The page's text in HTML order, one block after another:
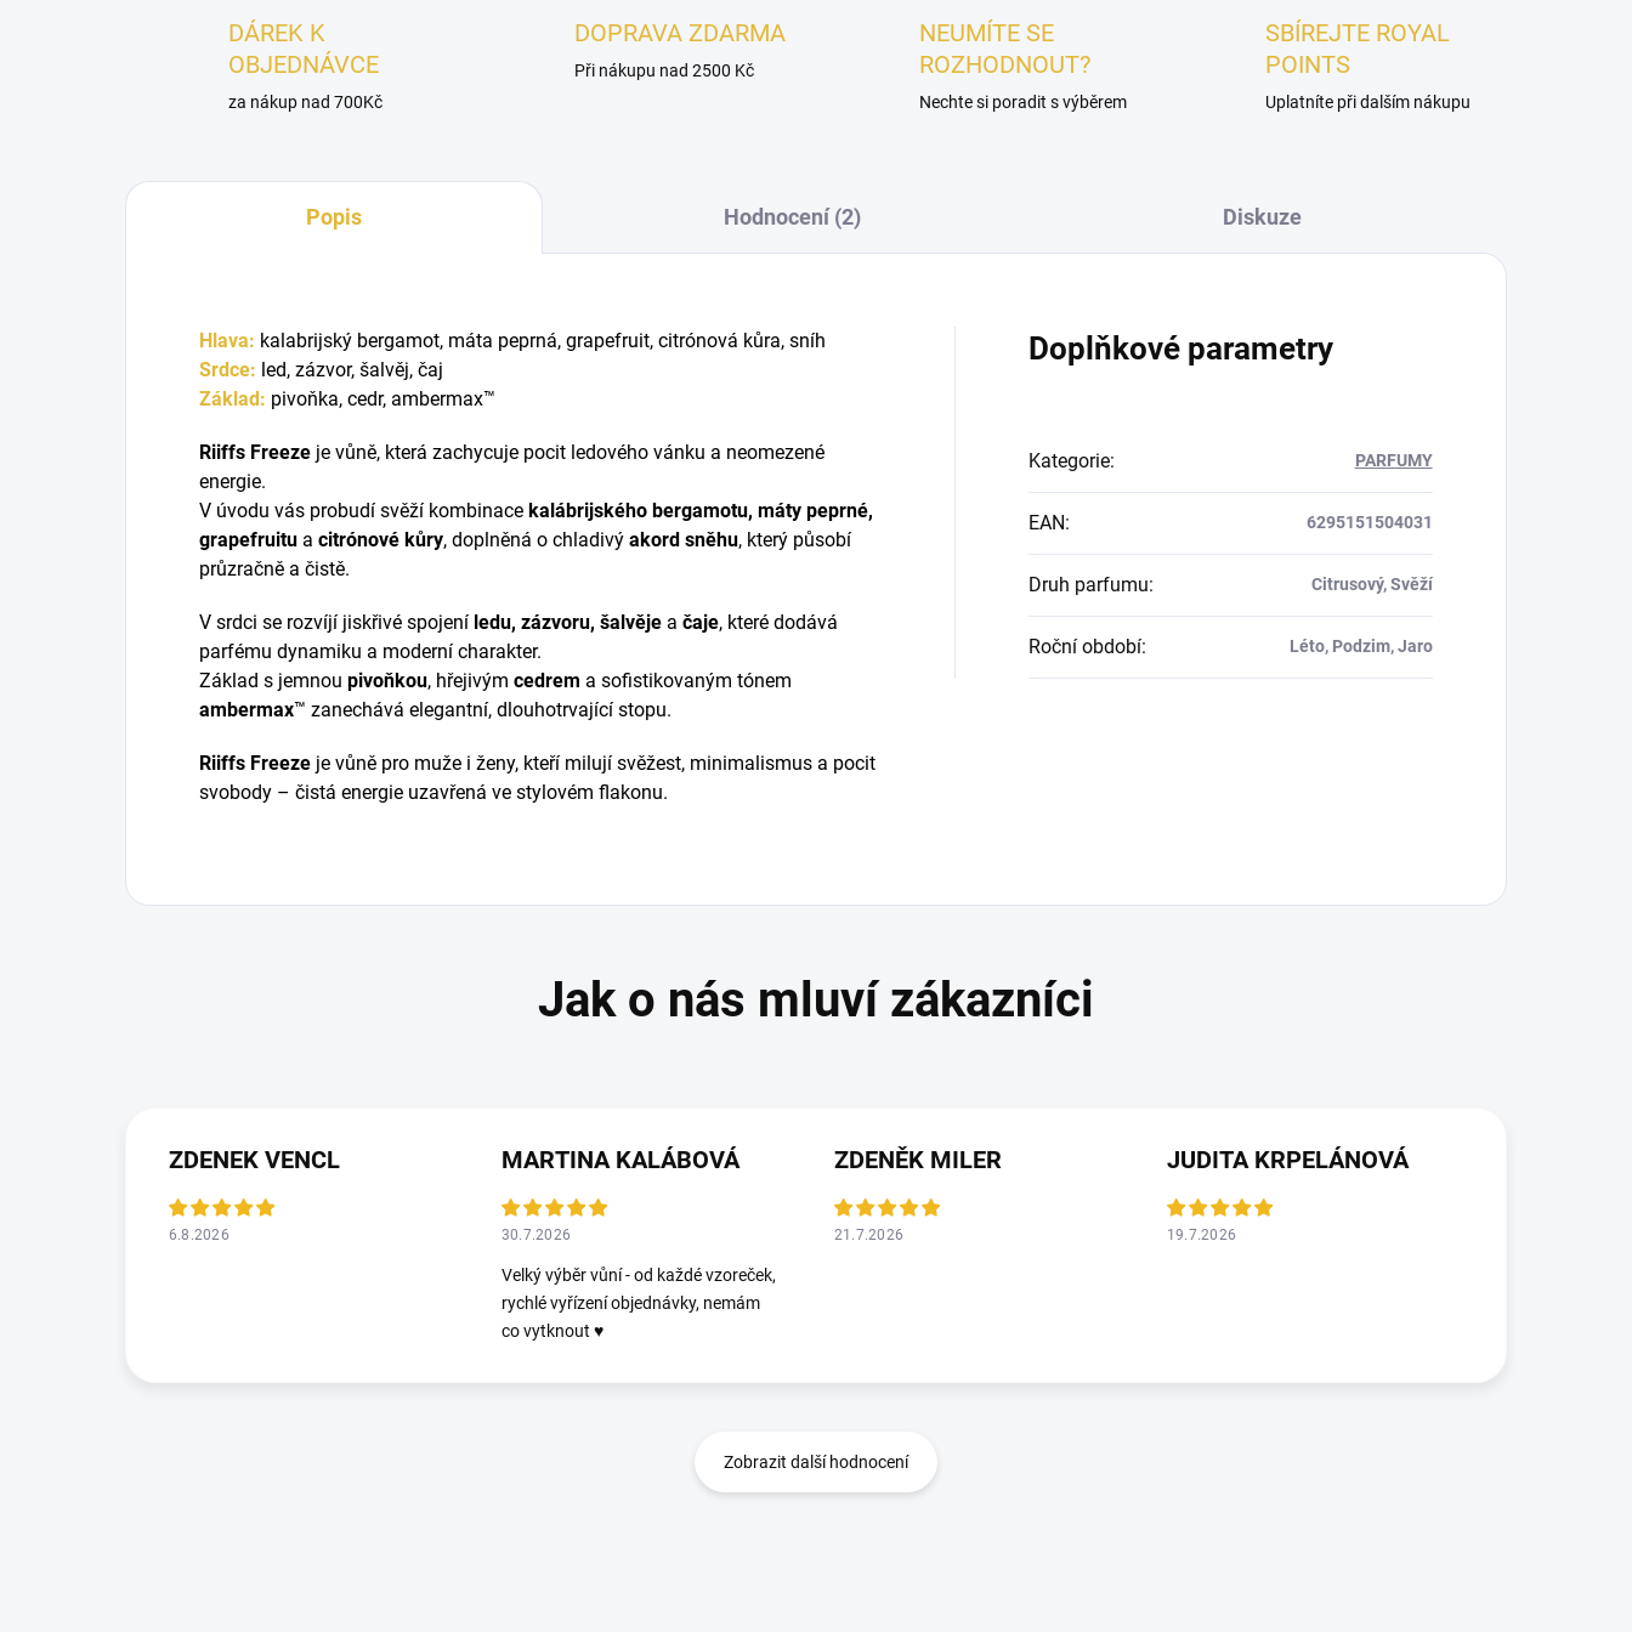
DÁREK K
OBJEDNÁVCE
za nákup nad 700Kč
DOPRAVA ZDARMA
Při nákupu nad 2500 Kč
NEUMÍTE SE
ROZHODNOUT?
Nechte si poradit s výběrem
SBÍREJTE ROYAL
POINTS
Uplatníte při dalším nákupu
Popis Hodnocení (2) Diskuze
Hlava: kalabrijský bergamot, máta peprná, grapefruit, citrónová kůra, sníh
Srdce: led, zázvor, šalvěj, čaj
Základ: pivoňka, cedr, ambermax™
Riiffs Freeze je vůně, která zachycuje pocit ledového vánku a neomezené
energie.
V úvodu vás probudí svěží kombinace kalábrijského bergamotu, máty peprné,
grapefruitu a citrónové kůry, doplněná o chladivý akord sněhu, který působí
průzračně a čistě.
V srdci se rozvíjí jiskřivé spojení ledu, zázvoru, šalvěje a čaje, které dodává
parfému dynamiku a moderní charakter.
Základ s jemnou pivoňkou, hřejivým cedrem a sofistikovaným tónem
ambermax™ zanechává elegantní, dlouhotrvající stopu.
Riiffs Freeze je vůně pro muže i ženy, kteří milují svěžest, minimalismus a pocit
svobody – čistá energie uzavřená ve stylovém flakonu.
Doplňkové parametry
Kategorie: PARFUMY
EAN: 6295151504031
Druh parfumu: Citrusový, Svěží
Roční období: Léto, Podzim, Jaro
ZDENEK VENCL
6.8.2026
MARTINA KALÁBOVÁ
30.7.2026
Velký výběr vůní - od každé vzoreček,
rychlé vyřízení objednávky, nemám
co vytknout ♥️
ZDENĚK MILER
21.7.2026
JUDITA KRPELÁNOVÁ
19.7.2026
Zobrazit další hodnocení